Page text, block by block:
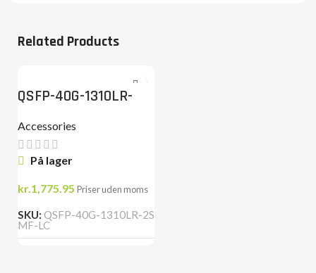
Related Products
QSFP-40G-1310LR-
2SMF-LC
Accessories
På lager
kr.1,775.95 Priser uden moms
SKU: QSFP-40G-1310LR-2S
MF-LC